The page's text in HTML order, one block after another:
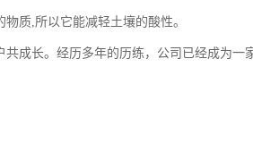
质,所以它能减轻土壤的酸性。
成长。经历多年的历练，公司已经成为一